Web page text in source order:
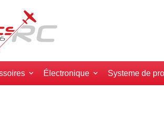
Électronique Systeme de